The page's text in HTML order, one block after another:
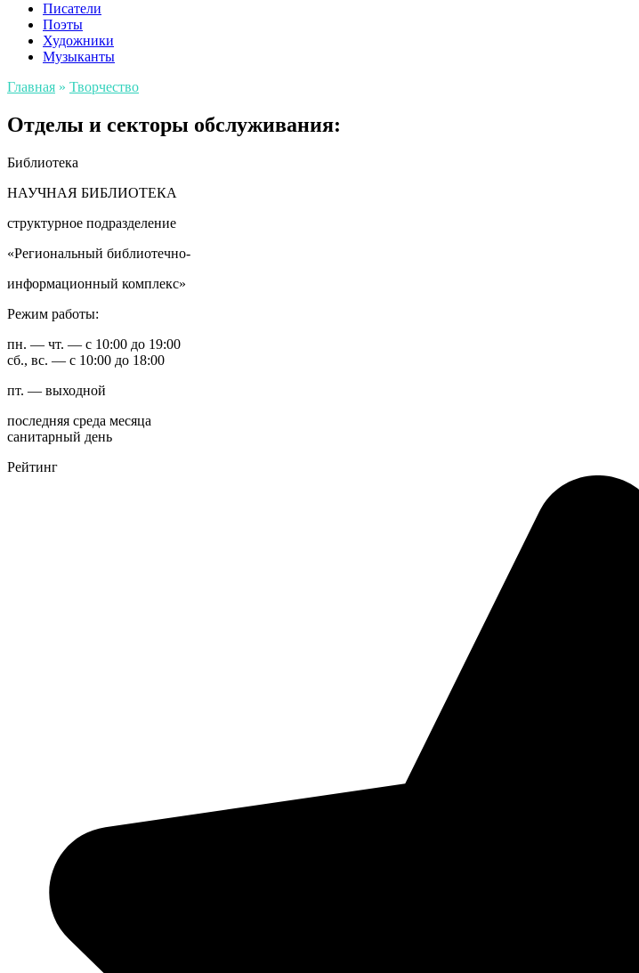
Писатели
Поэты
Художники
Музыканты
Главная » Творчество
Отделы и секторы обслуживания:
Библиотека
НАУЧНАЯ БИБЛИОТЕКА
структурное подразделение
«Региональный библиотечно-
информационный комплекс»
Режим работы:
пн. — чт. — с 10:00 до 19:00
сб., вс. — с 10:00 до 18:00
пт. — выходной
последняя среда месяца
санитарный день
Рейтинг